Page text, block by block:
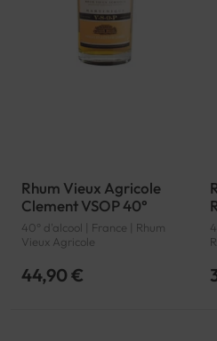
Rhum Vieux Agricole
Clement VSOP 40°
40° d'alcool | France | Rhum
Vieux Agricole
44,90 €